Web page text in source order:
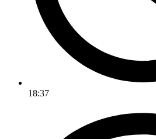
18:37